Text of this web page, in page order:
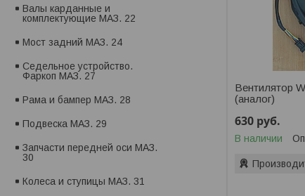
Вентилятор
(аналог)
630 руб.
В наличии
Валы карданные и
комплектующие МАЗ. 22
Мост задний МАЗ. 24
Седельное устройство.
Фаркоп МАЗ. 27
Рама и бампер МАЗ. 28
Подвеска МАЗ. 29
Запчасти передней оси МАЗ.
30
Колеса и ступицы МАЗ. 31